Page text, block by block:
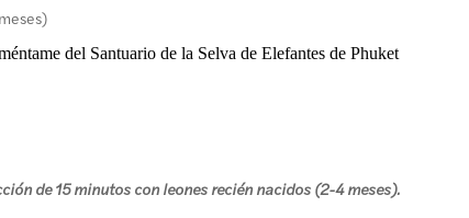
del Santuario de la Selva de Elefantes de Phuket
de 15 minutos con leones recién nacidos (2-4 meses).